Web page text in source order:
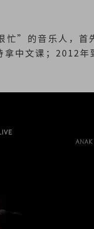
”的音乐人，首
中文课；2012年